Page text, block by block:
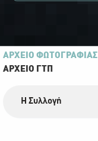
ΑΡΧΕΙΟ ΦΩΤΟΓΡΑΦΙΑΣ
ΑΡΧΕΊΟ ΓΤΠ
Η Συλλογή